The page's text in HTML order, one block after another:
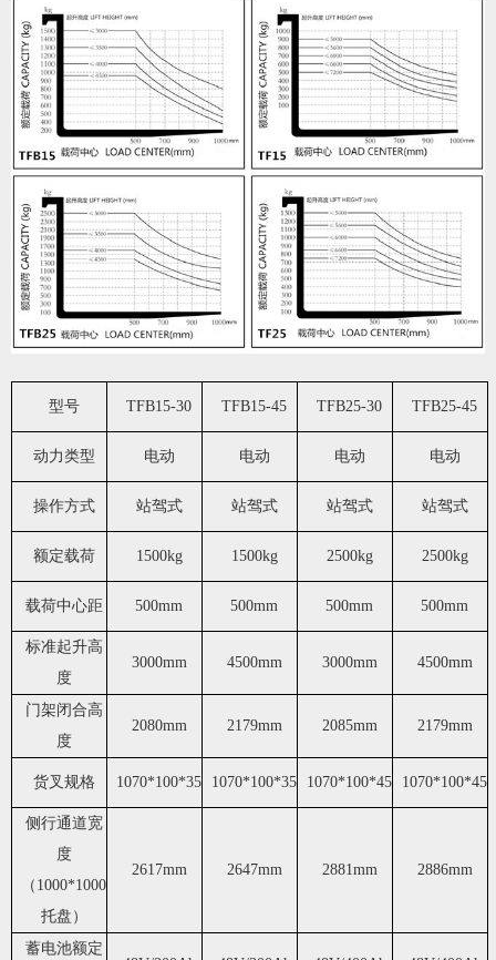
型号 TFB15-30 TFB15-45 TFB25-30 TFB25-45
动力类型 电动 电动 电动 电动
操作方式 站驾式 站驾式 站驾式 站驾式
额定载荷 1500kg 1500kg 2500kg 2500kg
载荷中心距 500mm 500mm 500mm 500mm
标准起升高
度
3000mm 4500mm 3000mm 4500mm
门架闭合高
度
2080mm 2179mm 2085mm 2179mm
货叉规格 1070*100*35 1070*100*35 1070*100*45 1070*100*45
侧行通道宽
度
（1000*1000
托盘）
2617mm 2647mm 2881mm 2886mm
蓄电池额定